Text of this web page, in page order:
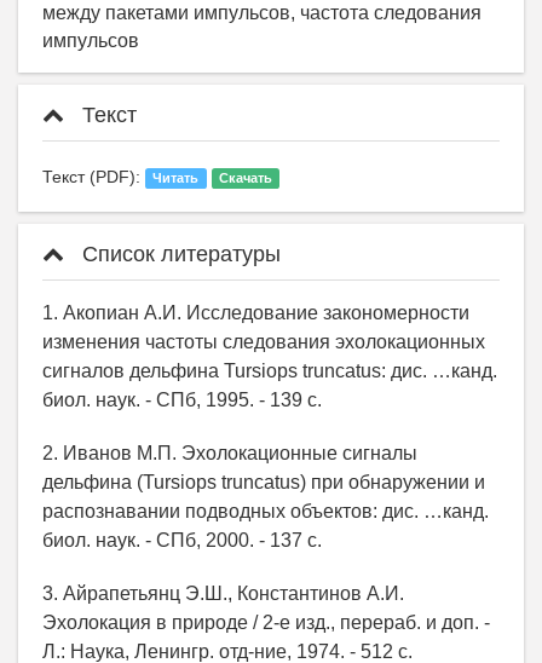
между пакетами импульсов, частота следования
импульсов
Текст
Текст (PDF): Читать Скачать
Список литературы
1. Акопиан А.И. Исследование закономерности
изменения частоты следования эхолокационных
сигналов дельфина Tursiops truncatus: дис. …канд.
биол. наук. - СПб, 1995. - 139 с.
2. Иванов М.П. Эхолокационные сигналы
дельфина (Tursiops truncatus) при обнаружении и
распознавании подводных объектов: дис. …канд.
биол. наук. - СПб, 2000. - 137 с.
3. Айрапетьянц Э.Ш., Константинов А.И.
Эхолокация в природе / 2-е изд., перераб. и доп. -
Л.: Наука, Ленингр. отд-ние, 1974. - 512 с.